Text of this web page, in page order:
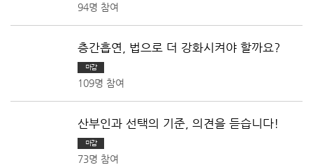
94명 참여
층간흡연, 법으로 더 강화시켜야 할까요?
마감
109명 참여
산부인과 선택의 기준, 의견을 듣습니다!
마감
73명 참여